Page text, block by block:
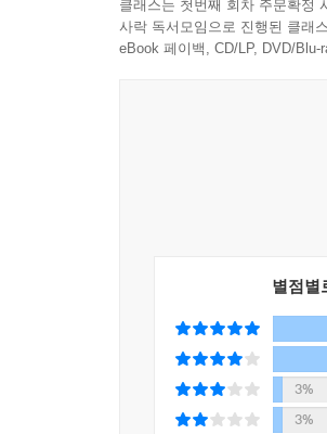
수 있고, 집단을, 사회를
깨달음이 혼자서 세상과 맞
무례한 사람에게 “NO”를
똑같은 물건도 사용하는
적극적으로 방어할 줄 알
수 있는 솔루션을 제공한다
내게 유리한 쪽으로 받아
나아가자면 ‘공손하지 않
미워하는 것은 나의 소중한
클래스는 첫번째 회차 주문확정
사락 독서모임으로 진행된 클래
eBook 페이백, CD/LP, DVD/
별점별
3%
3%